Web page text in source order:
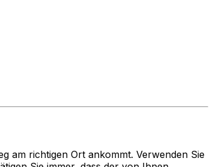
am richtigen Ort ankommt. Verwenden Sie